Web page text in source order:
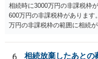
相続時に3000万円の非課税枠
600万円の非課税枠がありま
万円の非課税枠の範囲に相続
範囲となります。 一般的には
また、全員で相続しても、話
6 相続放棄したあとの